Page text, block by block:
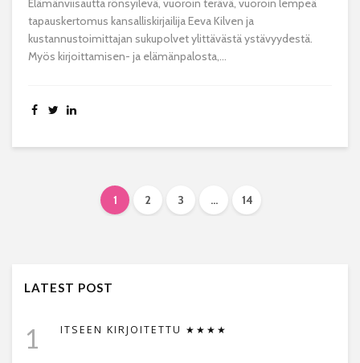
Elämänviisautta rönsyilevä, vuoroin terävä, vuoroin lempeä
tapauskertomus kansalliskirjailija Eeva Kilven ja
kustannustoimittajan sukupolvet ylittävästä ystävyydestä.
Myös kirjoittamisen- ja elämänpalosta,...
1 2 3 … 14
LATEST POST
1 ITSEEN KIRJOITETTU ★★★★